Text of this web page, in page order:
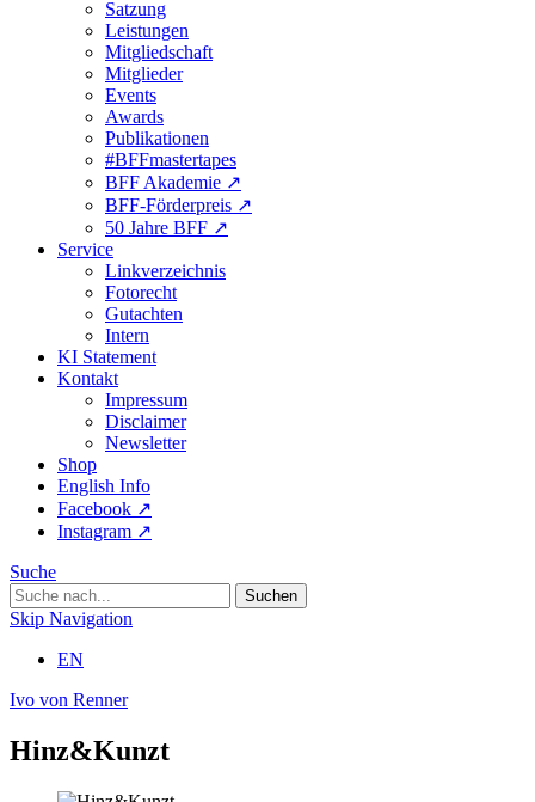
Satzung
Leistungen
Mitgliedschaft
Mitglieder
Events
Awards
Publikationen
#BFFmastertapes
BFF Akademie ↗︎
BFF-Förderpreis ↗︎
50 Jahre BFF ↗︎
Service
Linkverzeichnis
Fotorecht
Gutachten
Intern
KI Statement
Kontakt
Impressum
Disclaimer
Newsletter
Shop
English Info
Facebook ↗︎
Instagram ↗︎
Suche
Skip Navigation
EN
Ivo von Renner
Hinz&Kunzt